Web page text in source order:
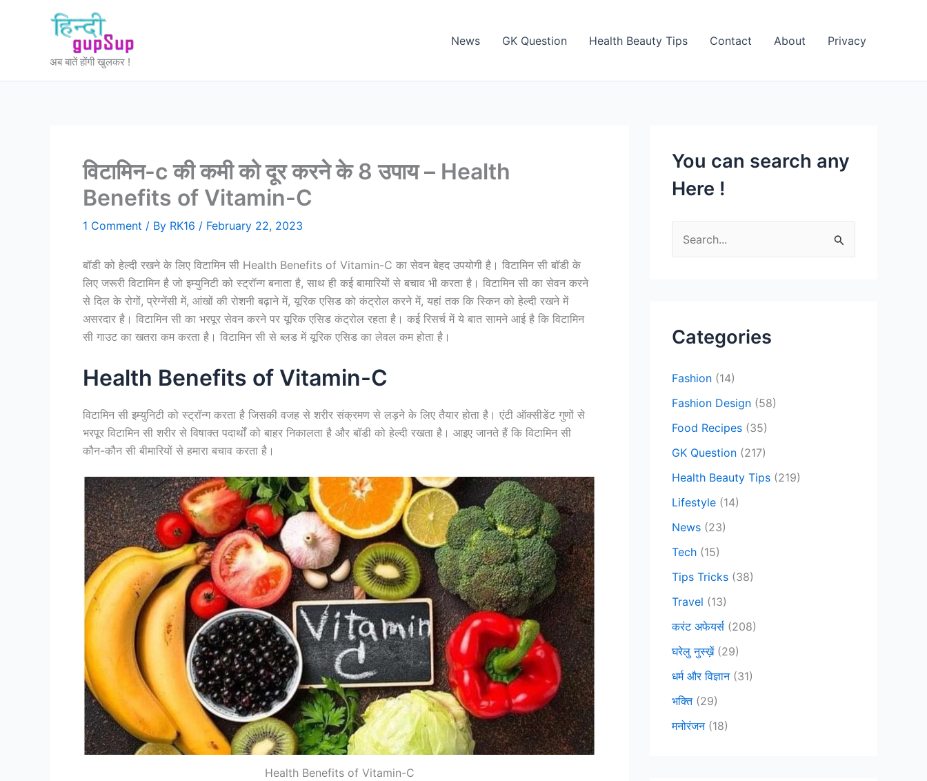
अब बातें होंगी खुलकर !
News GK Question Health Beauty Tips Contact About Privacy
विटामिन-c की कमी को दूर करने के 8 उपाय – Health
Benefits of Vitamin-C
1 Comment / By RK16 / February 22, 2023
बॉडी को हेल्दी रखने के लिए विटामिन सी Health Benefits of Vitamin-C का सेवन बेहद उपयोगी है। विटामिन सी बॉडी के
लिए जरूरी विटामिन है जो इम्युनिटी को स्ट्रॉन्ग बनाता है, साथ ही कई बामारियों से बचाव भी करता है। विटामिन सी का सेवन करने
से दिल के रोगों, प्रेग्नेंसी में, आंखों की रोशनी बढ़ाने में, यूरिक एसिड को कंट्रोल करने में, यहां तक कि स्किन को हेल्दी रखने में
असरदार है। विटामिन सी का भरपूर सेवन करने पर यूरिक एसिड कंट्रोल रहता है। कई रिसर्च में ये बात सामने आई है कि विटामिन
सी गाउट का खतरा कम करता है। विटामिन सी से ब्लड में यूरिक एसिड का लेवल कम होता है।
Health Benefits of Vitamin-C
विटामिन सी इम्युनिटी को स्ट्रॉन्ग करता है जिसकी वजह से शरीर संक्रमण से लड़ने के लिए तैयार होता है। एंटी ऑक्सीडेंट गुणों से
भरपूर विटामिन सी शरीर से विषाक्त पदार्थों को बाहर निकालता है और बॉडी को हेल्दी रखता है। आइए जानते हैं कि विटामिन सी
कौन-कौन सी बीमारियों से हमारा बचाव करता है।
Health Benefits of Vitamin-C
You can search any
Here !
e
h
o
r
:
Categories
Fashion (14)
Fashion Design (58)
Food Recipes (35)
GK Question (217)
Health Beauty Tips (219)
Lifestyle (14)
News (23)
Tech (15)
Tips Tricks (38)
Travel (13)
करंट अफेयर्स (208)
घरेलु नुस्ख़ें(29)
धर्म और विज्ञान(31)
भक्ति(29)
मनोरंजन(18)